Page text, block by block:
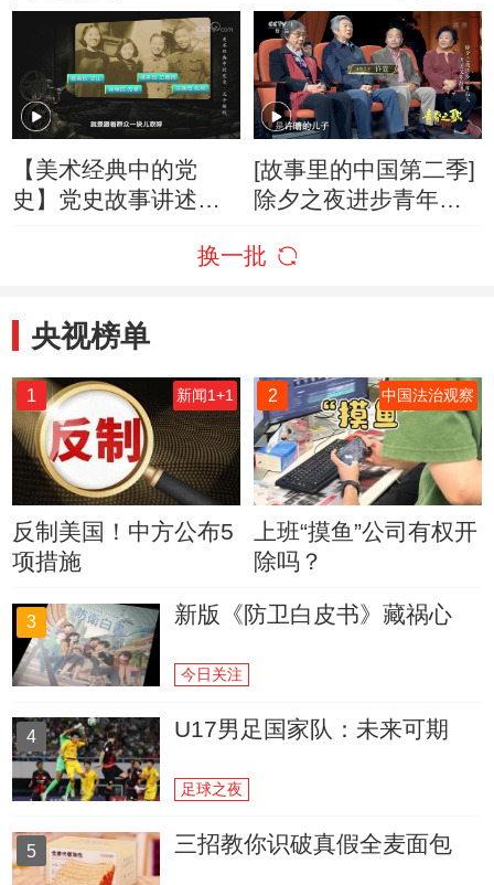
外教的胡同生活
【美术经典中的党
史】党史故事讲述：
[故事里的中国第二季]
除夕之夜进步青年后
换一批
央视榜单
1 新闻1+1
反制美国！中方公布5
项措施
2 中国法治观察
上班“摸鱼”公司有权开
除吗？
3 新版《防卫白皮书》藏祸心
今日关注
4 U17男足国家队：未来可期
足球之夜
5 三招教你识破真假全麦面包